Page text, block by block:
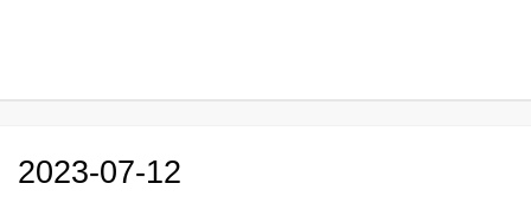
2023-07-12